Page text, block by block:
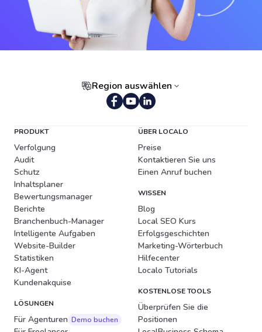
Region auswählen
PRODUKT
Verfolgung
Audit
Schutz
Inhaltsplaner
Bewertungsmanager
Berichte
Branchenbuch-Manager
Intelligente Aufgaben
Website-Builder
Statistiken
KI-Agent
Kundenakquise
LÖSUNGEN
Für Agenturen Demo buchen
ÜBER LOCALO
Preise
Kontaktieren Sie uns
Einen Anruf buchen
WISSEN
Blog
Local SEO Kurs
Erfolgsgeschichten
Marketing-Wörterbuch
Hilfecenter
Localo Tutorials
KOSTENLOSE TOOLS
Überprüfen Sie die
Positionen